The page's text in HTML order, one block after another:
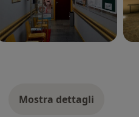
Mostra dettagli
sull'esperienza